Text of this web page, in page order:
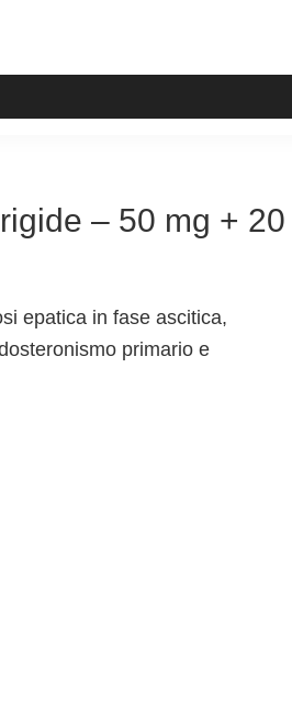
– 50 mg + 20
epatica in fase ascitica,
primario e